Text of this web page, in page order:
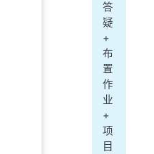
答
疑
+
布
置
作
业
+
项
目